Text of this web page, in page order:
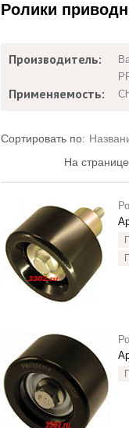
Ролики
Производитель:
Применяемость:
Сортировать по:
На